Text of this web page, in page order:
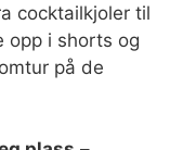
cocktailkjoler til
opp i shorts og
på de